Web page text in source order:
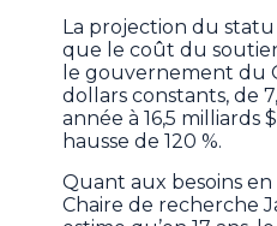
La projection du statu
que le coût du
le gouvernement du
dollars constants, de
année à 16,5 milliards
hausse de 120 %.
Quant aux besoins
Chaire de recherche